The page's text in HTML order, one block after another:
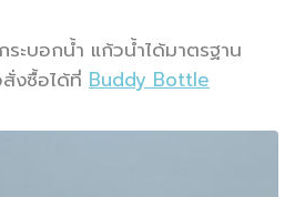
ะบอกน้ำ แก้วน้ำได้มาตรฐาน
งซื้อได้ที่ Buddy Bottle